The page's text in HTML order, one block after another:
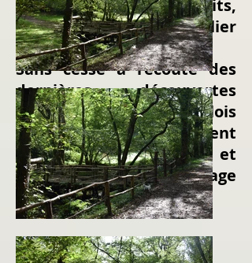
grenier à fourrage, puits,
sanctuaire, taverne, atelier
de forge et de bronze.
Sans cesse à l’écoute des
dernières découvertes
archéologiques, les Gaulois
d’Esse poursuivent
l’édification et
l’aménagement du village
de Coriobona.